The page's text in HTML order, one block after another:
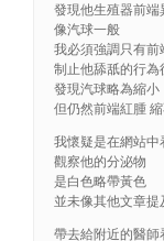
發現他生殖器前端
像汽球一般
我必須強調只有前
制止他舔舐的行為
發現汽球略為縮小
但仍然前端紅腫
我懷疑是在網站中
觀察他的分泌物
是白色略帶黃色
並未像其他文章提
帶去給附近的醫師